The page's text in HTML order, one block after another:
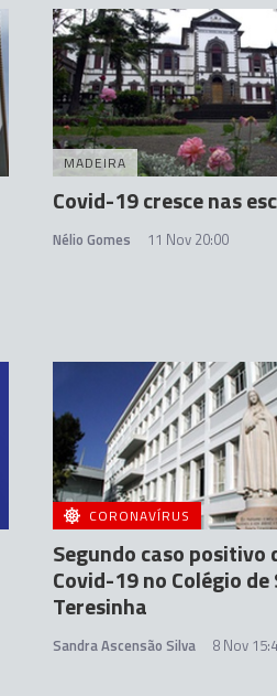
MADEIRA
Covid-19 cresce nas
Nélio Gomes 11 Nov 20:00
CORONAVÍRUS
Segundo caso positivo
Covid-19 no Colégio
Teresinha
Sandra Ascensão Silva 8 Nov